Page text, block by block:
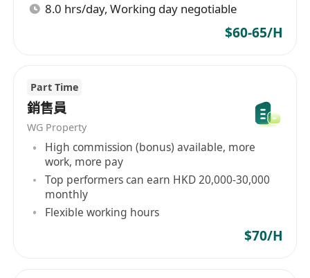
8.0 hrs/day, Working day negotiable
$60-65/H
Part Time
銷售員
WG Property
High commission (bonus) available, more
work, more pay
Top performers can earn HKD 20,000-30,000
monthly
Flexible working hours
$70/H